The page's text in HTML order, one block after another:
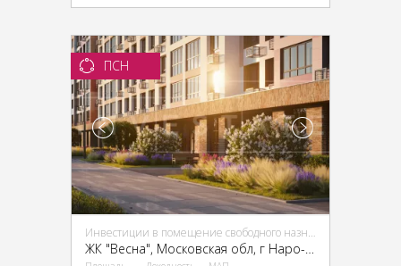
ПСН
Инвестиции в помещение свободного назначения (ПСН)